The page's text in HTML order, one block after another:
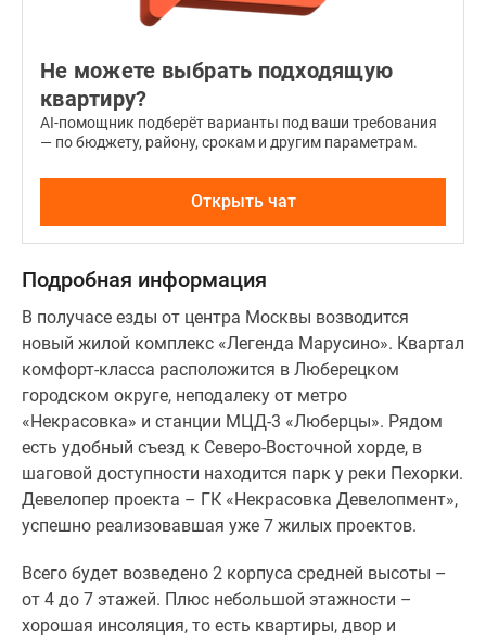
Не можете выбрать подходящую
квартиру?
AI-помощник подберёт варианты под ваши требования
— по бюджету, району, срокам и другим параметрам.
Открыть чат
Подробная информация
В получасе езды от центра Москвы возводится
новый жилой комплекс «Легенда Марусино». Квартал
комфорт-класса расположится в Люберецком
городском округе, неподалеку от метро
«Некрасовка» и станции МЦД-3 «Люберцы». Рядом
есть удобный съезд к Северо-Восточной хорде, в
шаговой доступности находится парк у реки Пехорки.
Девелопер проекта – ГК «Некрасовка Девелопмент»,
успешно реализовавшая уже 7 жилых проектов.
Всего будет возведено 2 корпуса средней высоты –
от 4 до 7 этажей. Плюс небольшой этажности –
хорошая инсоляция, то есть квартиры, двор и